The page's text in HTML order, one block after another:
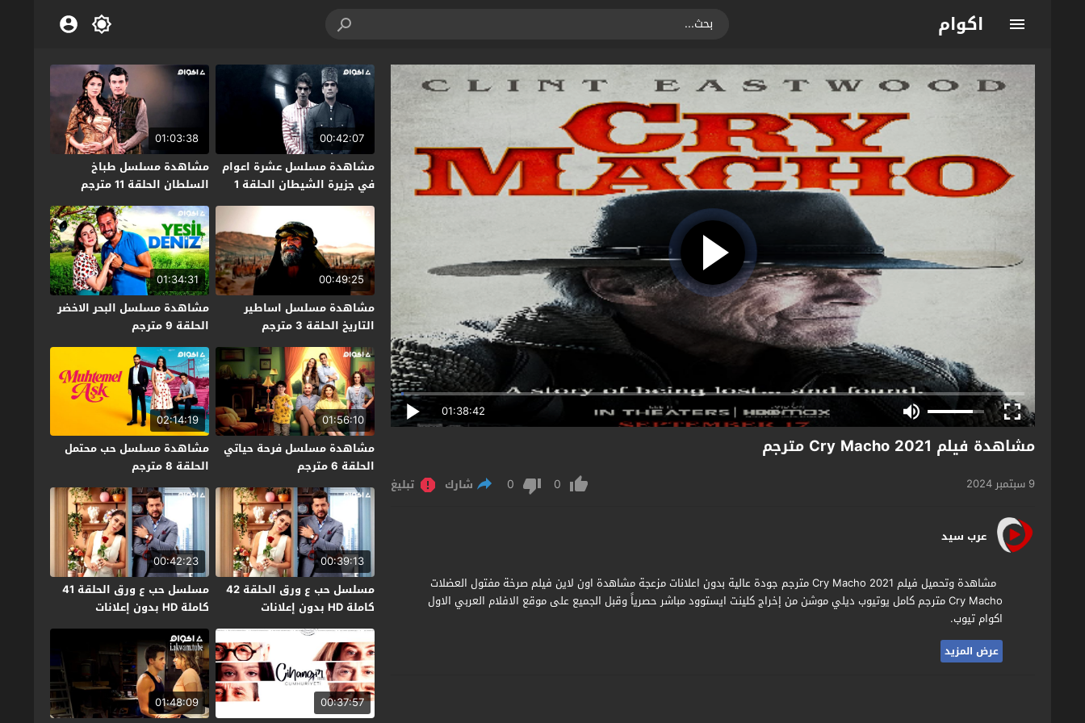
اكوام
01:38:42
مشاهدة فيلم Cry Macho 2021 مترجم
9 سبتمبر 2024 0
0 شارك تبليغ
عرب سيد
مشاهدة وتحميل فيلم Cry Macho 2021 مترجم جودة عالية بدون اعلانات مزعجة مشاهدة اون لاين فيلم صرخة مفتول العضلات
Cry Macho مترجم كامل يوتيوب ديلي موشن من إخراج كلينت ايستوود مباشر حصرياً وقبل الجميع على موقع الافلام العربي الاول
اكوام تيوب.
عرض المزيد
00:42:07
مشاهدة مسلسل عشرة اعوام
في جزيرة الشيطان الحلقة 1
مترجم
01:03:38
مشاهدة مسلسل طباخ
السلطان الحلقة 11 مترجم
00:49:25
مشاهدة مسلسل اساطير
التاريخ الحلقة 3 مترجم
01:34:31
مشاهدة مسلسل البحر الاخضر
الحلقة 9 مترجم
01:56:10
مشاهدة مسلسل فرحة حياتي
الحلقة 6 مترجم
02:14:19
مشاهدة مسلسل حب محتمل
الحلقة 8 مترجم
00:39:13
مسلسل حب ع ورق الحلقة 42
كاملة HD بدون إعلانات
00:42:23
مسلسل حب ع ورق الحلقة 41
كاملة HD بدون إعلانات
00:37:57
01:48:09